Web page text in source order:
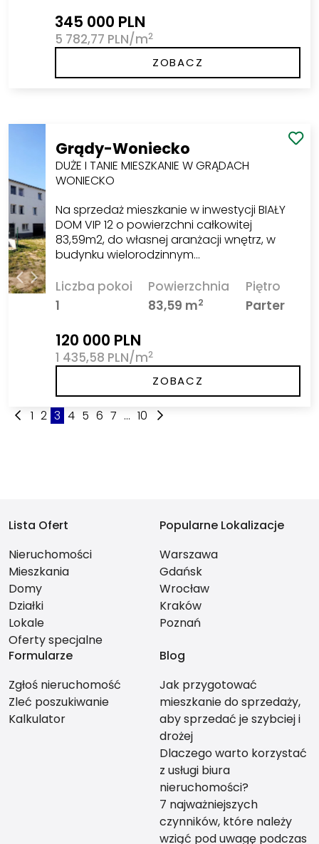
345 000 PLN
5 782,77 PLN/m2
ZOBACZ
Grądy-Woniecko
DUŻE I TANIE MIESZKANIE W GRĄDACH
WONIECKO
Na sprzedaż mieszkanie w inwestycji BIAŁY
DOM VIP 12 o powierzchni całkowitej
83,59m2, do własnej aranżacji wnętrz, w
budynku wielorodzinnym…
Liczba pokoi
1
Powierzchnia
83,59 m2
Piętro
Parter
120 000 PLN
1 435,58 PLN/m2
ZOBACZ
1 2 3 4 5 6 7 ... 10
Lista Ofert
Nieruchomości
Mieszkania
Domy
Działki
Lokale
Oferty specjalne
Popularne Lokalizacje
Warszawa
Gdańsk
Wrocław
Kraków
Poznań
Formularze
Zgłoś nieruchomość
Zleć poszukiwanie
Kalkulator
Blog
Jak przygotować
mieszkanie do sprzedaży,
aby sprzedać je szybciej i
drożej
Dlaczego warto korzystać
z usługi biura
nieruchomości?
7 najważniejszych
czynników, które należy
wziąć pod uwagę podczas